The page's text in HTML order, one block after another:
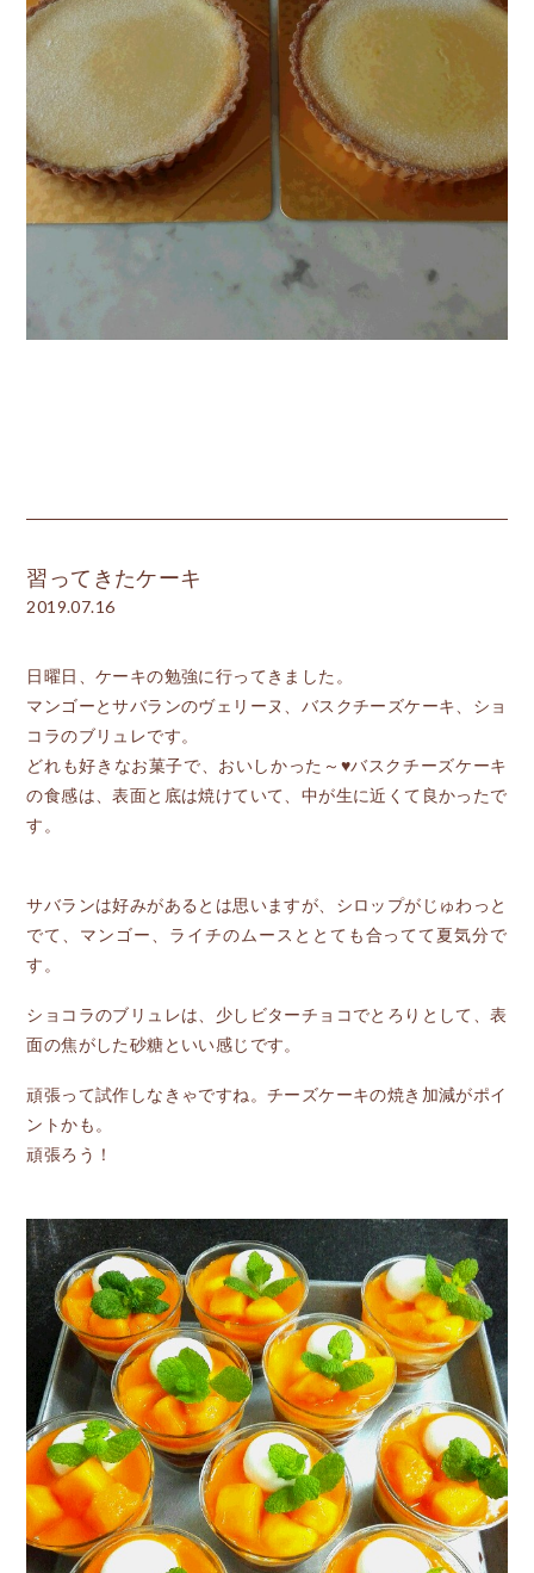
習ってきたケーキ
2019.07.16
日曜日、ケーキの勉強に行ってきました。
マンゴーとサバランのヴェリーヌ、バスクチーズケーキ、ショ
コラのブリュレです。
どれも好きなお菓子で、おいしかった～♥バスクチーズケーキ
の食感は、表面と底は焼けていて、中が生に近くて良かったで
す。
サバランは好みがあるとは思いますが、シロップがじゅわっと
でて、マンゴー、ライチのムースととても合ってて夏気分で
す。
ショコラのブリュレは、少しビターチョコでとろりとして、表
面の焦がした砂糖といい感じです。
頑張って試作しなきゃですね。チーズケーキの焼き加減がポイ
ントかも。
頑張ろう！